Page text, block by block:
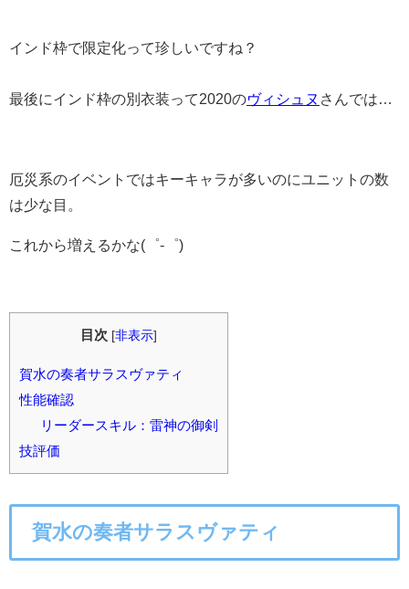
インド枠で限定化って珍しいですね？
最後にインド枠の別衣装って2020のヴィシュヌ さんでは…
厄災系のイベントではキーキャラが多いのにユニットの数
は少な目。
これから増えるかな(゜-゜)
目次 [非表示]
賀水の奏者サラスヴァティ
性能確認
リーダースキル：雷神の御剣
技評価
賀水の奏者サラスヴァティ